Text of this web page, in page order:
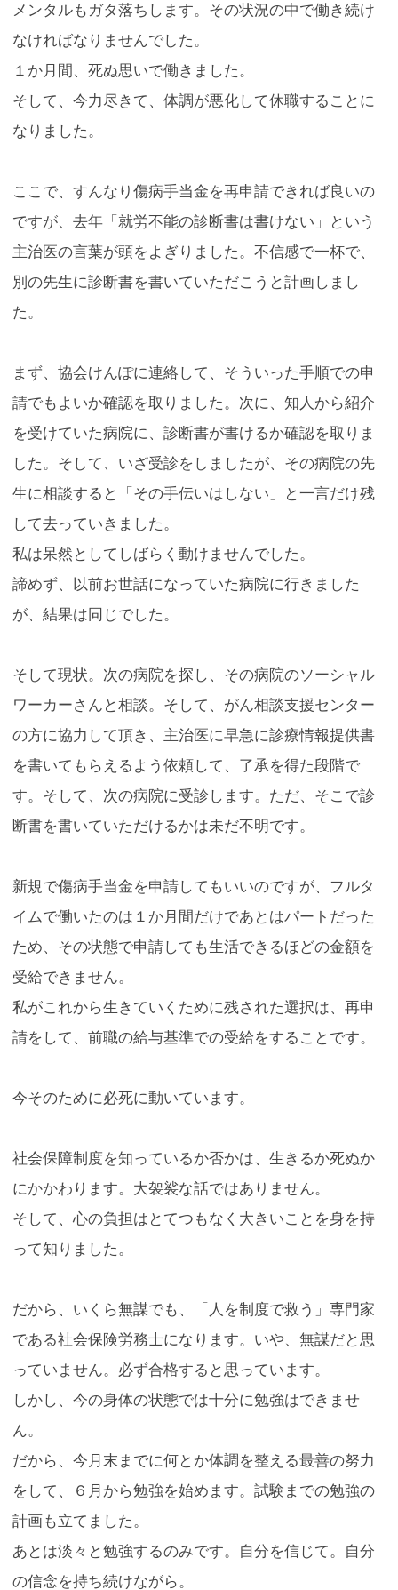
メンタルもガタ落ちします。その状況の中で働き続け
なければなりませんでした。
１か月間、死ぬ思いで働きました。
そして、今力尽きて、体調が悪化して休職することに
なりました。
ここで、すんなり傷病手当金を再申請できれば良いの
ですが、去年「就労不能の診断書は書けない」という
主治医の言葉が頭をよぎりました。不信感で一杯で、
別の先生に診断書を書いていただこうと計画しまし
た。
まず、協会けんぽに連絡して、そういった手順での申
請でもよいか確認を取りました。次に、知人から紹介
を受けていた病院に、診断書が書けるか確認を取りま
した。そして、いざ受診をしましたが、その病院の先
生に相談すると「その手伝いはしない」と一言だけ残
して去っていきました。
私は呆然としてしばらく動けませんでした。
諦めず、以前お世話になっていた病院に行きました
が、結果は同じでした。
そして現状。次の病院を探し、その病院のソーシャル
ワーカーさんと相談。そして、がん相談支援センター
の方に協力して頂き、主治医に早急に診療情報提供書
を書いてもらえるよう依頼して、了承を得た段階で
す。そして、次の病院に受診します。ただ、そこで診
断書を書いていただけるかは未だ不明です。
新規で傷病手当金を申請してもいいのですが、フルタ
イムで働いたのは１か月間だけであとはパートだった
ため、その状態で申請しても生活できるほどの金額を
受給できません。
私がこれから生きていくために残された選択は、再申
請をして、前職の給与基準での受給をすることです。
今そのために必死に動いています。
社会保障制度を知っているか否かは、生きるか死ぬか
にかかわります。大袈裟な話ではありません。
そして、心の負担はとてつもなく大きいことを身を持
って知りました。
だから、いくら無謀でも、「人を制度で救う」専門家
である社会保険労務士になります。いや、無謀だと思
っていません。必ず合格すると思っています。
しかし、今の身体の状態では十分に勉強はできませ
ん。
だから、今月末までに何とか体調を整える最善の努力
をして、６月から勉強を始めます。試験までの勉強の
計画も立てました。
あとは淡々と勉強するのみです。自分を信じて。自分
の信念を持ち続けながら。